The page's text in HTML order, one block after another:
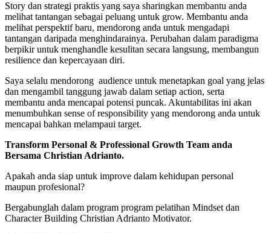
Story dan strategi praktis yang saya sharingkan membantu anda
melihat tantangan sebagai peluang untuk grow. Membantu anda
melihat perspektif baru, mendorong anda untuk mengadapi
tantangan daripada menghindarainya. Perubahan dalam paradigma
berpikir untuk menghandle kesulitan secara langsung, membangun
resilience dan kepercayaan diri.
Saya selalu mendorong audience untuk menetapkan goal yang jelas
dan mengambil tanggung jawab dalam setiap action, serta
membantu anda mencapai potensi puncak. Akuntabilitas ini akan
menumbuhkan sense of responsibility yang mendorong anda untuk
mencapai bahkan melampaui target.
Transform Personal & Professional Growth Team anda
Bersama Christian Adrianto.
Apakah anda siap untuk improve dalam kehidupan personal
maupun profesional?
Bergabunglah dalam program program pelatihan Mindset dan
Character Building Christian Adrianto Motivator.